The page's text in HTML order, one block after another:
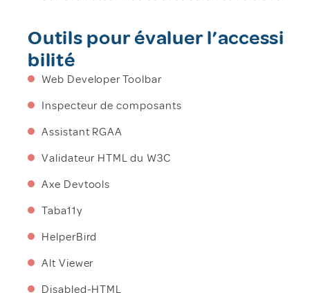
Outils pour évaluer l’accessi
bilité
Web Developer Toolbar
Inspecteur de composants
Assistant RGAA
Validateur HTML du W3C
Axe Devtools
Taba11y
HelperBird
Alt Viewer
Disabled-HTML